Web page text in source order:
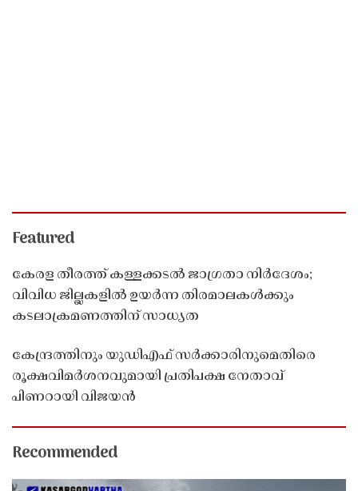
Featured
കേരള തീരത്ത് കള്ളക്കടൽ ജാഗ്രതാ നിർദേശം;
വിവിധ ജില്ലകളിൽ ഉയർന്ന തിരമാലകൾക്കും
കടലാക്രമണത്തിന് സാധ്യത
കേന്ദ്രത്തിനും യുഡിഎഫ് സർക്കാരിനുമെതിരെ
രൂക്ഷവിമർശനവുമായി പ്രതിപക്ഷ നേതാവ്
പിണറായി വിജയൻ
Recommended